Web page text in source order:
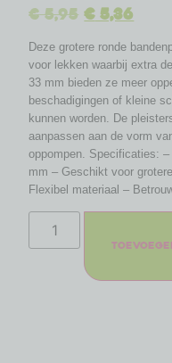
€5,95 €5,36
Deze grotere ronde
voor lekken waarbij extra
33 mm bieden ze meer
beschadigingen of kleine
kunnen worden. De
aanpassen aan de vorm
oppompen. Specificaties:
mm – Geschikt voor
Flexibel materiaal –